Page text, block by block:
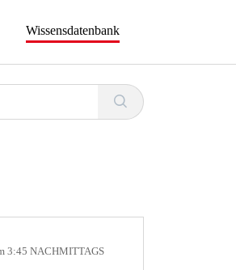
Wissensdatenbank
3:45 NACHMITTAGS